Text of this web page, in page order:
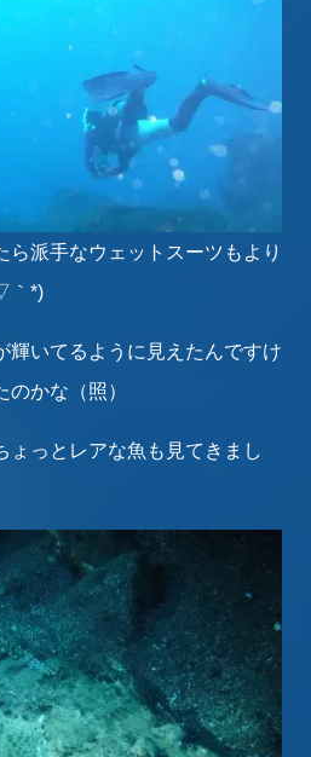
ら派手なウェットスーツもより
｀*)
輝いてるように見えたんですけ
かな（照）
ょっとレアな魚も見てきまし